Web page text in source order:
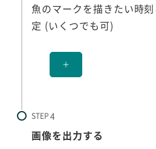
魚のマークを描きたい時
定 (いくつでも可)
＋
STEP
画像を出力する